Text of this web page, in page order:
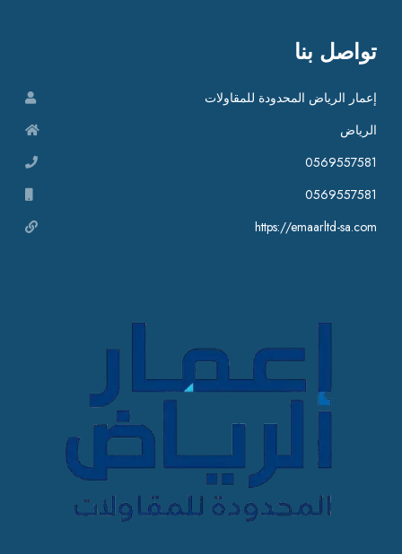
تواصل بنا
إعمار الرياض المحدودة للمقاولات
الرياض
0569557581
0569557581
https://emaarltd-sa.com